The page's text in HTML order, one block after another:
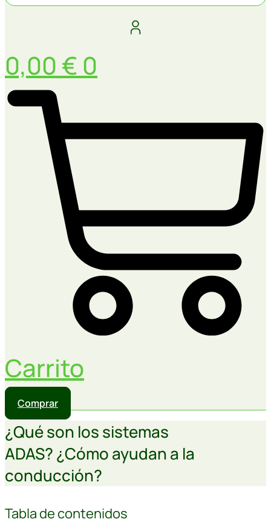
0,00 € 0
Carrito
Comprar
¿Qué son los sistemas
ADAS? ¿Cómo ayudan a la
conducción?
Tabla de contenidos